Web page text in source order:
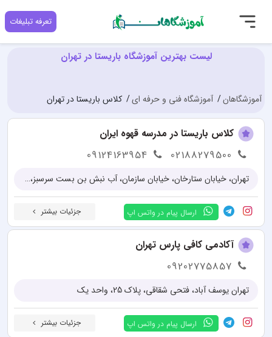
تعرفه تبلیغات
لیست بهترین آموزشگاه باریستا در تهران
آموزشگاهان آموزشگاه فنی و حرفه ای کلاس باریستا در تهران
کلاس باریستا در مدرسه قهوه ایران
02188279500
09124163954
تهران، خیابان ستارخان، خیابان سازمان، آب نبش بن بست سرسبز، پلاک 26
ارسال پیام در واتس اپ جزئیات بیشتر
آکادمی کافی پارس تهران
09202775857
تهران یوسف آباد، فتحی شقاقی، پلاک 25، واحد یک
ارسال پیام در واتس اپ جزئیات بیشتر